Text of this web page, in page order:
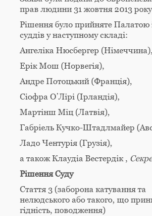
прав людини 31 жовтня 2013
Рішення було прийняте Палатою
суддів у наступному складі:
Ангеліка Нюсбергер (Німеччина),
Ерік Мош (Норвегія),
Андре Потоцький (Франція),
Сіофра О’Лірі (Ірландія),
Мартінш Міц (Латвія),
Габріель Кучко-Штадлмайер
Ладо Чентурія (Грузія),
а також Клаудіа Вестердік ,
Рішення Суду
Стаття 3 (заборона катування та
нелюдського або такого, що
гідність, поводження)